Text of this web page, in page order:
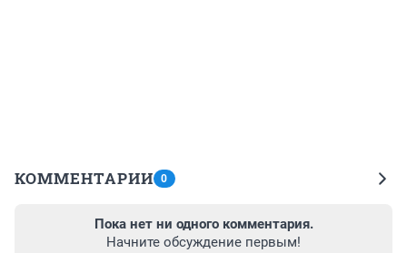
КОММЕНТАРИИ 0
Пока нет ни одного комментария.
Начните обсуждение первым!